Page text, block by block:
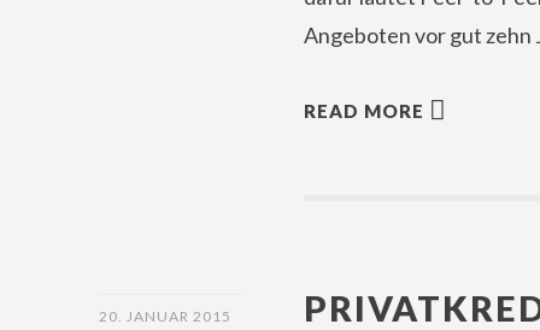
Angeboten vor gut zehn
READ MORE
20. JANUAR 2015